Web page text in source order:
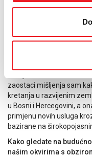
predvodnik u
naših korisnika, a i rad
apsorpcijske
uslugama imaju
samim strukturnim
zaostaci mišljenja sam
kretanja u razvijenim
u Bosni i Hercegovini, a
primjenu novih usluga
bazirane na
Kako gledate na
našim okvirima s